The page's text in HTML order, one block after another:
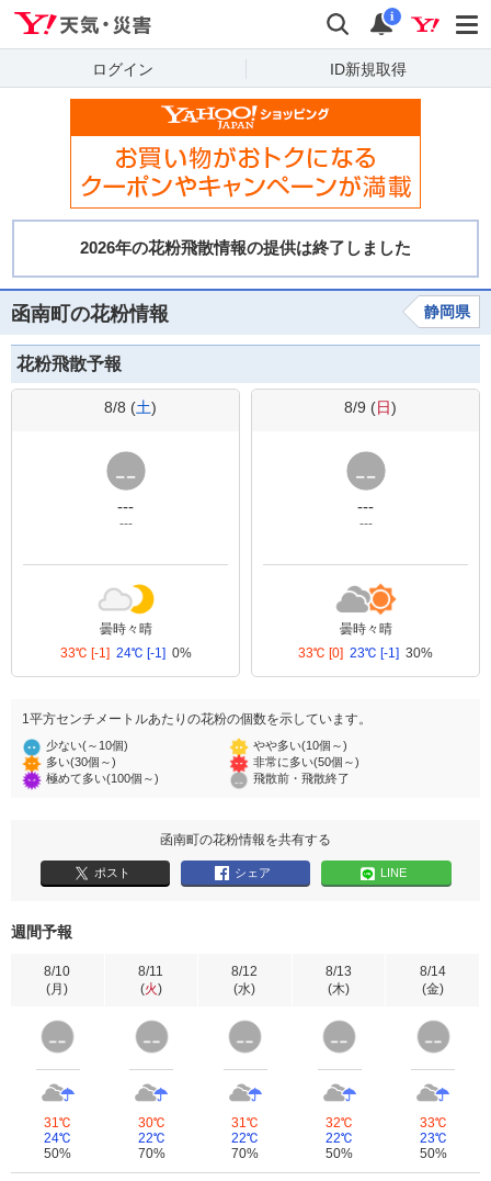
検索 通知
i
ログイン ID新規取得
函南町の花粉情報 静岡県
花粉飛散予報
8/8 (土)
---
---
曇時々晴
33℃ [-1] 24℃ [-1] 0%
8/9 (日)
---
---
曇時々晴
33℃ [0] 23℃ [-1] 30%
1平方センチメートルあたりの花粉の個数を示しています。
少ない(～10個)
やや多い(10個～)
多い(30個～)
非常に多い(50個～)
極めて多い(100個～)
飛散前・飛散終了
函南町の花粉情報を共有する
ポスト シェア LINE
週間予報
8/10
(月)
31℃
24℃
50%
8/11
(火)
30℃
22℃
70%
8/12
(水)
31℃
22℃
70%
8/13
(木)
32℃
22℃
50%
8/14
(金)
33℃
23℃
50%